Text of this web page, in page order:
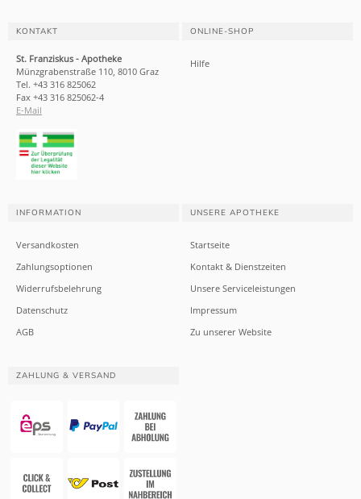
KONTAKT
St. Franziskus - Apotheke
Münzgrabenstraße 110, 8010 Graz
Tel. +43 316 825062
Fax +43 316 825062-4
E-Mail
ONLINE-SHOP
Hilfe
INFORMATION
Versandkosten
Zahlungsoptionen
Widerrufsbelehrung
Datenschutz
AGB
UNSERE APOTHEKE
Startseite
Kontakt & Dienstzeiten
Unsere Serviceleistungen
Impressum
Zu unserer Website
ZAHLUNG & VERSAND